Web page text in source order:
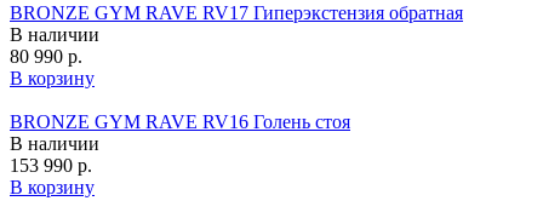
BRONZE GYM RAVE RV17 Гиперэкстензия обратная
В наличии
80 990 р.
В корзину
BRONZE GYM RAVE RV16 Голень стоя
В наличии
153 990 р.
В корзину